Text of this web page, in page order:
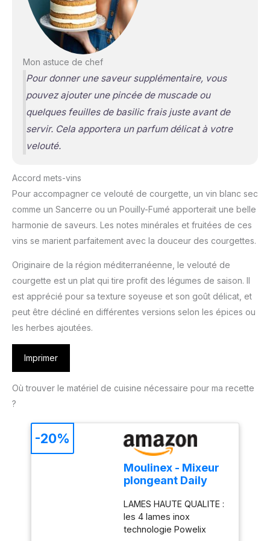
Mon astuce de chef
Pour donner une saveur supplémentaire, vous
pouvez ajouter une pincée de muscade ou
quelques feuilles de basilic frais juste avant de
servir. Cela apportera un parfum délicat à votre
velouté.
Accord mets-vins
Pour accompagner ce velouté de courgette, un vin blanc sec
comme un Sancerre ou un Pouilly-Fumé apporterait une belle
harmonie de saveurs. Les notes minérales et fruitées de ces
vins se marient parfaitement avec la douceur des courgettes.
Originaire de la région méditerranéenne, le velouté de
courgette est un plat qui tire profit des légumes de saison. Il
est apprécié pour sa texture soyeuse et son goût délicat, et
peut être décliné en différentes versions selon les épices ou
les herbes ajoutées.
Imprimer
Où trouver le matériel de cuisine nécessaire pour ma recette
?
Moulinex - Mixeur
plongeant Daily
Mixage rapide -
Blanc
LAMES HAUTE QUALITE :
les 4 lames inox
technologie Powelix
-20%